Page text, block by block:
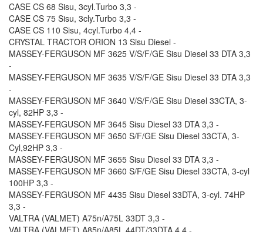
CASE CS 68 Sisu, 3cyl.Turbo 3,3 -
CASE CS 75 Sisu, 3cly.Turbo 3,3 -
CASE CS 110 Sisu, 4cyl.Turbo 4,4 -
CRYSTAL TRACTOR ORION 13 Sisu Diesel -
MASSEY-FERGUSON MF 3625 V/S/F/GE Sisu Diesel 33 DTA 3,3
-
MASSEY-FERGUSON MF 3635 V/S/F/GE Sisu Diesel 33 DTA 3,3
-
MASSEY-FERGUSON MF 3640 V/S/F/GE Sisu Diesel 33CTA, 3-
cyl, 82HP 3,3 -
MASSEY-FERGUSON MF 3645 Sisu Diesel 33 DTA 3,3 -
MASSEY-FERGUSON MF 3650 S/F/GE Sisu Diesel 33CTA, 3-
Cyl,92HP 3,3 -
MASSEY-FERGUSON MF 3655 Sisu Diesel 33 DTA 3,3 -
MASSEY-FERGUSON MF 3660 S/F/GE Sisu Diesel 33CTA, 3-cyl
100HP 3,3 -
MASSEY-FERGUSON MF 4435 Sisu Diesel 33DTA, 3-cyl. 74HP
3,3 -
VALTRA (VALMET) A75n/A75L 33DT 3,3 -